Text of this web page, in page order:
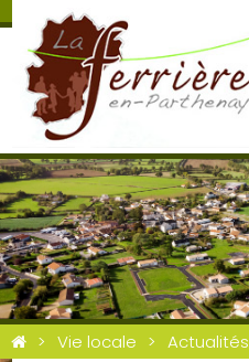
Vie locale Actualités